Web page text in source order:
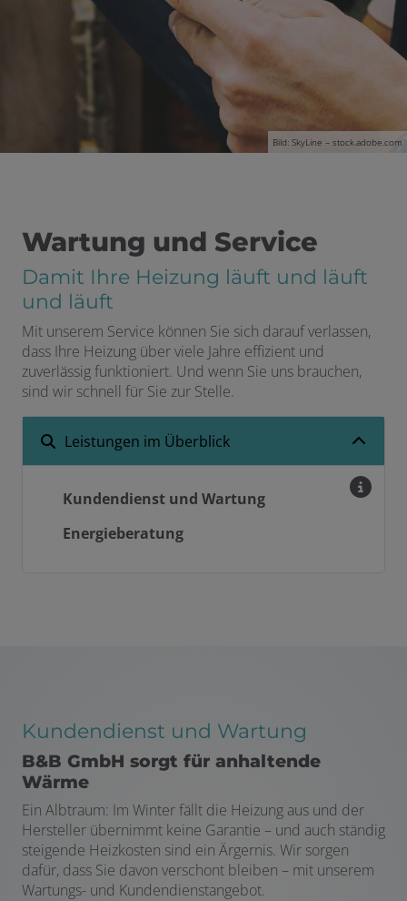
Bild: SkyLine – stock.adobe.com
Wartung und Service
Damit Ihre Heizung läuft und läuft
und läuft
Mit unserem Service können Sie sich darauf verlassen,
dass Ihre Heizung über viele Jahre effizient und
zuverlässig funktioniert. Und wenn Sie uns brauchen,
sind wir schnell für Sie zur Stelle.
Leistungen im Überblick
Kundendienst und Wartung
Energieberatung
Kundendienst und Wartung
B&B GmbH sorgt für anhaltende
Wärme
Ein Albtraum: Im Winter fällt die Heizung aus und der
Hersteller übernimmt keine Garantie – und auch ständig
steigende Heizkosten sind ein Ärgernis. Wir sorgen
dafür, dass Sie davon verschont bleiben – mit unserem
Wartungs- und Kundendienstangebot.
und schließen
und schließen
öffnen und schließen
und schließen